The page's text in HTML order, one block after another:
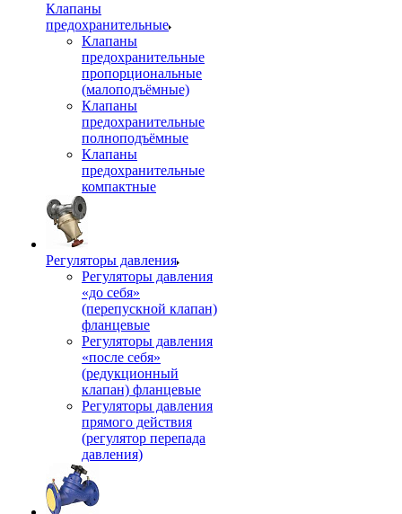
Клапаны
предохранительные
Клапаны
предохранительные
пропорциональные
(малоподъёмные)
Клапаны
предохранительные
полноподъёмные
Клапаны
предохранительные
компактные
Регуляторы давления
Регуляторы давления
«до себя»
(перепускной клапан)
фланцевые
Регуляторы давления
«после себя»
(редукционный
клапан) фланцевые
Регуляторы давления
прямого действия
(регулятор перепада
давления)